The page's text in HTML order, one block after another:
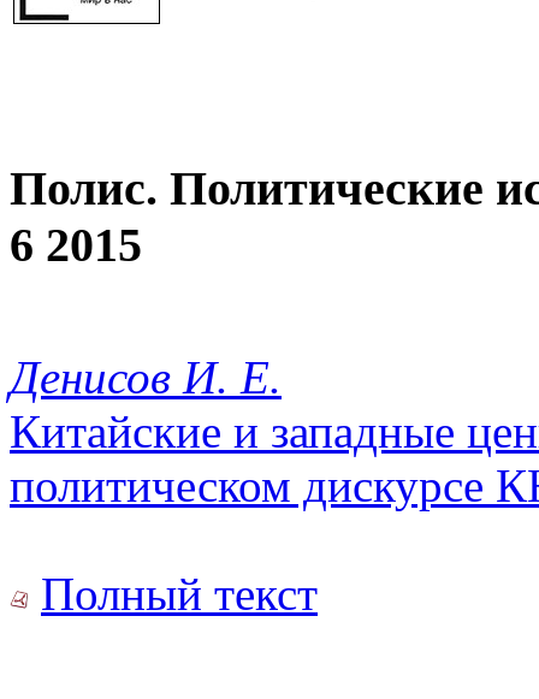
Полис. Политические
6 2015
Денисов И. Е.
Китайские и западные
политическом дискурсе
Полный текст